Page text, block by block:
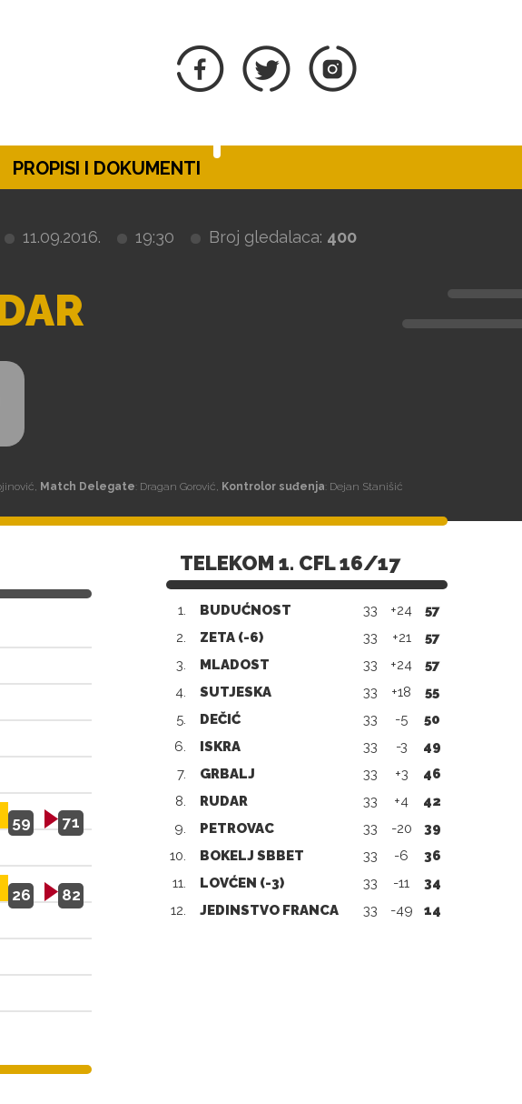
PROPISI I DOKUMENTI
11.09.2016. 19:30 Broj gledalaca: 400
Match Delegate: Dragan Gorović, Kontrolor suđenja: Dejan Stanišić
59
71
26
82
TELEKOM 1. CFL 16/17
1. BUDUĆNOST 33 +24
57
2.
ZETA (-6) 33 +21
57
3.
MLADOST 33 +24
57
4.
SUTJESKA 33 +18
55
5.
DEČIĆ 33 -5
50
6.
ISKRA 33 -3
49
7.
GRBALJ 33 +3
46
8.
RUDAR 33 +4
42
9.
PETROVAC 33 -20
39
10.
BOKELJ SBBET 33 -6
36
11.
LOVĆEN (-3) 33 -11
34
12.
JEDINSTVO FRANCA 33 -49 14